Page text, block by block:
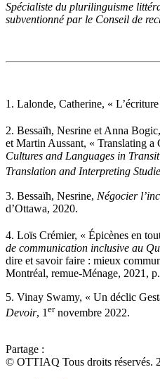
Spécialiste du plurilinguisme
subventionné par le Conseil de
1. Lalonde, Catherine, «
2. Bessaïh, Nesrine et Anna
et Martin Aussant, « Translating
Cultures and Languages in
Translation and Interpreting
3. Bessaïh, Nesrine, Négocier
d’Ottawa, 2020.
4. Loïs Crémier, « Épicènes en
de communication inclusive au
dire et savoir faire : mieux
Montréal, remue-Ménage, 2021,
5. Vinay Swamy, « Un déclic
Devoir, 1 ernovembre 2022.
Partage :
© OTTIAQ Tous droits réservés.